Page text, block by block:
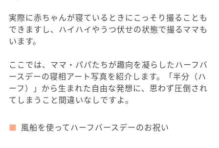
実際に赤ちゃんが寝ているときにこっそり撮ることも
できますし、ハイハイやうつ伏せの状態で撮るママも
います。
ここでは、ママ・パパたちが趣向を凝らしたハーフバ
ースデーの寝相アート写真を紹介します。「半分（ハ
ーフ）」から生まれた自由な発想に、思わず圧倒され
てしまうこと間違いなしですよ。
風船を使ってハーフバースデーのお祝い